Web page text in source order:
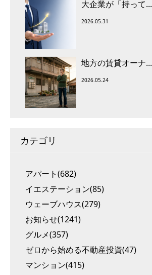
大企業が「持って...
2026.05.31
地方の賃貸オーナ...
2026.05.24
カテゴリ
アパート(682)
イエステーション(85)
ウェーブハウス(279)
お知らせ(1241)
グルメ(357)
ゼロから始める不動産投資(47)
マンション(415)